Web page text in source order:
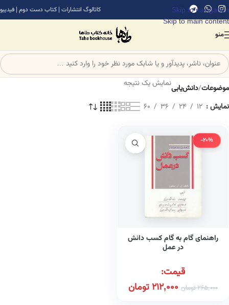
Skip to navigation
Skip to main content
کاتالوگ انتشارات | کتاب دست دوم | فیدیبو
منو
موضوعات/دانش‌یابینمایش یک نتیجه
نمایش 12
24
36
60
-20%
راهنمای گام به گام کسب دانش
در عمل
قیمت:
265,000تومان 212,000تومان